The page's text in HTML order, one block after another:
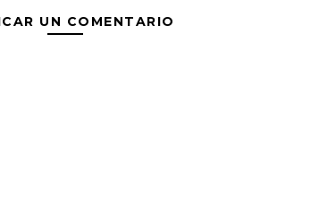
UN COMENTARIO